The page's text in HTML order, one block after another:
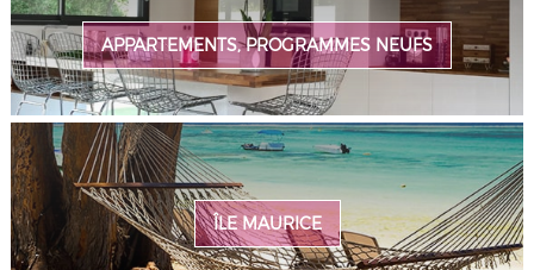
APPARTEMENTS, PROGRAMMES NEUFS
ÎLE MAURICE